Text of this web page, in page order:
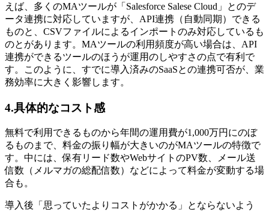
えば、多くのMAツールが「Salesforce Salese Cloud」とのデ
ータ連携に対応していますが、API連携（自動同期）できる
ものと、CSVファイルによるインポートのみ対応しているも
のとがあります。MAツールの利用頻度が高い場合は、API
連携ができるツールのほうが運用のしやすさの点で有利で
す。このように、すでに導入済みのSaaSとの連携可否が、業
務効率に大きく影響します。
4.具体的なコスト感
無料で利用できるものから年間の運用費が1,000万円にのぼ
るものまで、料金の振り幅が大きいのがMAツールの特徴で
す。中には、保有リード数やWebサイトのPV数、メール送
信数（メルマガの総配信数）などによって料金が変動する場
合も。
導入後「思っていたよりコストがかかる」とならないよう